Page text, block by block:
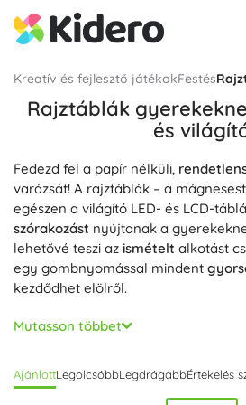
Kreatív és fejlesztő játékokFestés
Rajztáblák
és
Fedezd fel a papír nélküli,
varázsát! A rajztáblák – a
egészen a világító LED- és LCD-
szórakozást nyújtanak a
lehetővé teszi az ismételt alkotást
egy gombnyomással mindent
kezdődhet elölről.
Didaktikus játékként a rajztáblák
grafomotorika fejlődését
iskolásoknak: betűk és számok
átrajzolására, első jegyzetekhez és
Mutasson többet
AjánlottLegolcsóbbLegdrágábbÉrtékelés